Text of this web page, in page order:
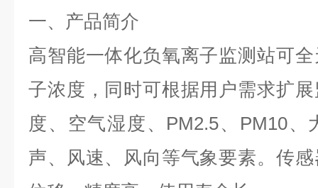
一、产品简介
高智能一体化负氧离子监测站可
子浓度，同时可根据用户需求扩
度、空气湿度、 PM2.5、PM10
声、风速、风向等气象要素。传